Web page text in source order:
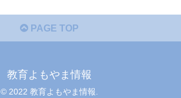
PAGE TOP
教育よもやま情報
© 2022 教育よもやま情報.